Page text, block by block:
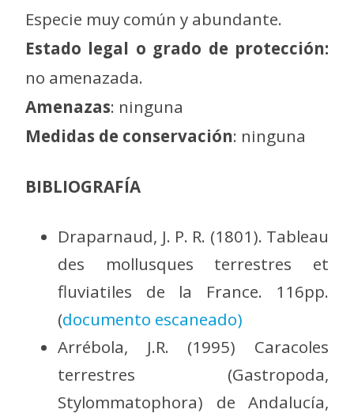
Especie muy común y abundante.
Estado legal o grado de protección:
no amenazada.
Amenazas: ninguna
Medidas de conservación: ninguna
BIBLIOGRAFÍA
Draparnaud, J. P. R. (1801). Tableau
des mollusques terrestres et
fluviatiles de la France. 116pp.
(documento escaneado)
Arrébola, J.R. (1995) Caracoles
terrestres (Gastropoda,
Stylommatophora) de Andalucía,